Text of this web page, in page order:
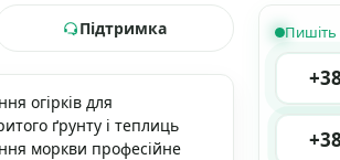
Підтримка
огірків для
ґрунту і теплиць
моркви професійне
Пишіть